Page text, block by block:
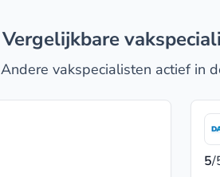
Vergelijkbare
Andere vakspecialisten actief in
5/